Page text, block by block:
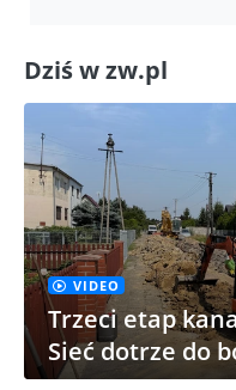
Dziś w zw.pl
VIDEO
Trzeci etap
Sieć dotrze do